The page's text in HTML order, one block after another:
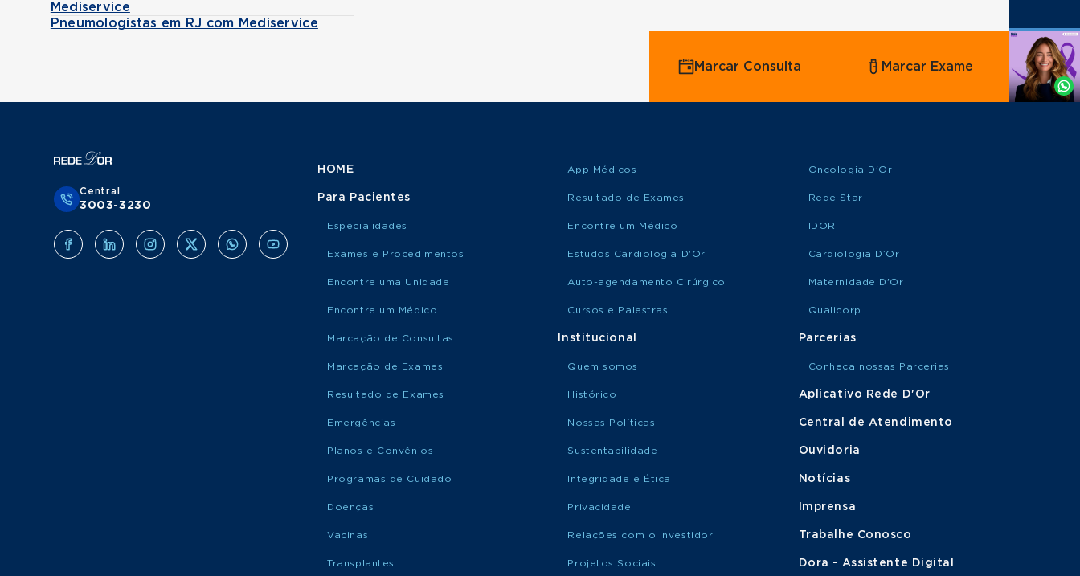
Mediservice
Pneumologistas em RJ com Mediservice
Agende
Whatsapp
Marcar Consulta Marcar Exame
Central
3003-3230
HOME
Para Pacientes
Especialidades
Exames e Procedimentos
Encontre uma Unidade
Encontre um Médico
Marcação de Consultas
Marcação de Exames
Resultado de Exames
Emergências
Planos e Convênios
Programas de Cuidado
Doenças
Vacinas
Transplantes
App Médicos
Resultado de Exames
Encontre um Médico
Estudos Cardiologia D'Or
Auto-agendamento Cirúrgico
Cursos e Palestras
Institucional
Quem somos
Histórico
Nossas Políticas
Sustentabilidade
Integridade e Ética
Privacidade
Relações com o Investidor
Projetos Sociais
Oncologia D'Or
Rede Star
IDOR
Cardiologia D’Or
Maternidade D'Or
Qualicorp
Parcerias
Conheça nossas Parcerias
Aplicativo Rede D'Or
Central de Atendimento
Ouvidoria
Notícias
Imprensa
Trabalhe Conosco
Dora - Assistente Digital